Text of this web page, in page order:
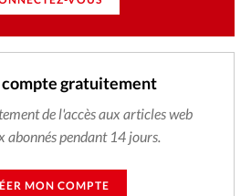
compte gratuitement
de l'accès aux articles web
abonnés pendant 14 jours.
MON COMPTE